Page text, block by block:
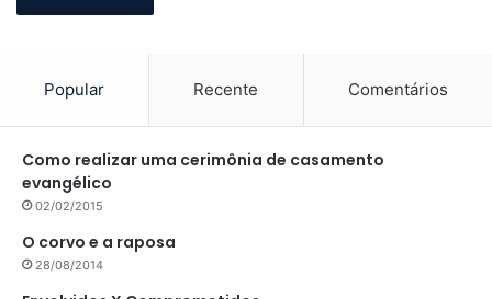
Popular Recente Comentários
Como realizar uma cerimônia de casamento
evangélico
02/02/2015
O corvo e a raposa
28/08/2014